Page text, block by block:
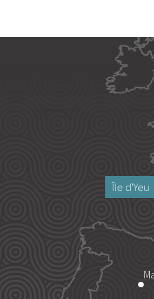
Île d'Yeu